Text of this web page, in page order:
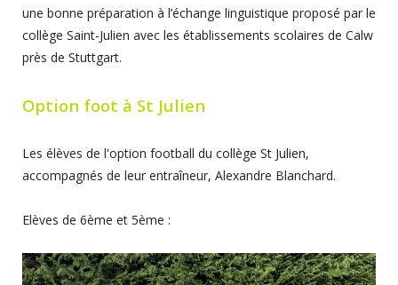
une bonne préparation à l’échange linguistique proposé par le
collège Saint-Julien avec les établissements scolaires de Calw
près de Stuttgart.
Option foot à St Julien
Les élèves de l'option football du collège St Julien,
accompagnés de leur entraîneur, Alexandre Blanchard.
Elèves de 6ème et 5ème :